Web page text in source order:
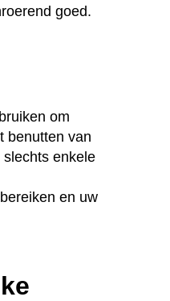
goed.
om
benutten van
enkele
en uw